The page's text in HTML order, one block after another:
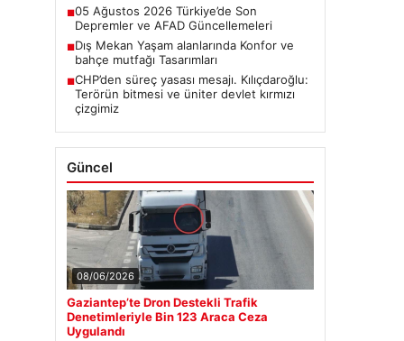
■05 Ağustos 2026 Türkiye’de Son
Depremler ve AFAD Güncellemeleri
■Dış Mekan Yaşam alanlarında Konfor ve
bahçe mutfağı Tasarımları
■CHP’den süreç yasası mesajı. Kılıçdaroğlu:
Terörün bitmesi ve üniter devlet kırmızı
çizgimiz
Güncel
08/06/2026
Gaziantep’te Dron Destekli Trafik
Denetimleriyle Bin 123 Araca Ceza
Uygulandı